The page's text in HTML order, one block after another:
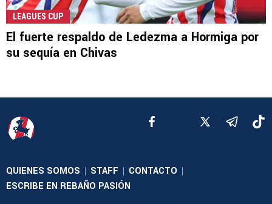
LEAGUES CUP
El fuerte respaldo de Ledezma a Hormiga por
su sequía en Chivas
QUIENES SOMOS | STAFF | CONTACTO |
ESCRIBE EN REBAÑO PASIÓN